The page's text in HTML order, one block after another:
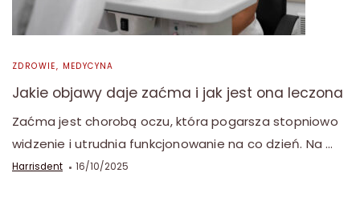
ZDROWIE, MEDYCYNA
Jakie objawy daje zaćma i jak jest ona leczona
Zaćma jest chorobą oczu, która pogarsza stopniowo
widzenie i utrudnia funkcjonowanie na co dzień. Na …
Harrisdent 16/10/2025